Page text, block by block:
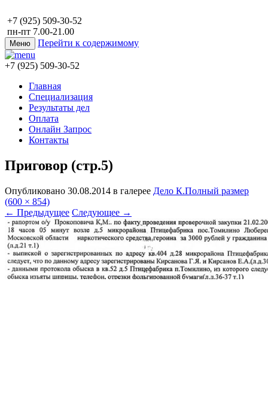
+7 (925) 509-30-52
пн-пт 7.00-21.00
Меню Перейти к содержимому
+7 (925) 509-30-52
Главная
Специализация
Результаты дел
Оплата
Онлайн Запрос
Контакты
Приговор (стр.5)
Опубликовано 30.08.2014 в галерее Дело К.Полный размер
(600 × 854)
← Предыдущее Следующее →